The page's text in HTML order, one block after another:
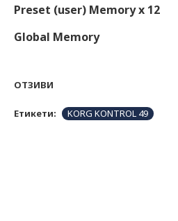
Preset (user) Memory x 12
Global Memory
ОТЗИВИ
Етикети: KORG KONTROL 49